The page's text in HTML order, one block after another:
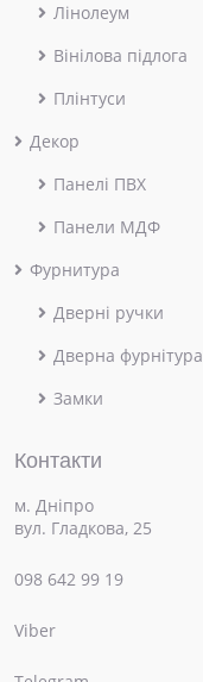
Лінолеум
Вінілова підлога
Плінтуси
Декор
Панелі ПВХ
Панели МДФ
Фурнитура
Дверні ручки
Дверна фурнітура
Замки
Контакти
м. Дніпро
вул. Гладкова, 25
098 642 99 19
Viber